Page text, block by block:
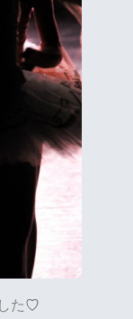
た♡